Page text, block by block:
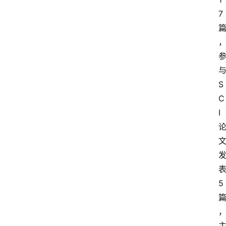
7
篇
，
参
与
S
C
I
论
文
发
表
5
篇
，